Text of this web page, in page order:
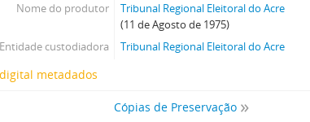
Nome do produtor
Tribunal Regional Eleitoral do Acre
(11 de Agosto de 1975)
Entidade custodiadora
Tribunal Regional Eleitoral do Acre
metadados
Cópias de Preservação